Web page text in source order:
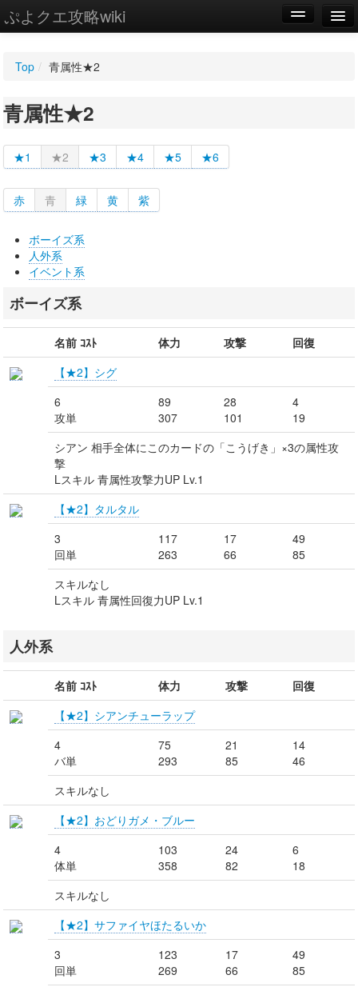
ぷよクエ攻略wiki
WIKI
設定
Top / 青属性★2
青属性★2
★1 ★2 ★3 ★4 ★5 ★6
赤 青 緑 黄 紫
ボーイズ系
人外系
イベント系
ボーイズ系
名前 ｺｽﾄ 体力 攻撃
回復
【★2】シグ
6
攻単
89
307
28
101
4
19
シアン 相手全体にこのカードの「こうげき」×3の属性攻
撃
Lスキル 青属性攻撃力UP Lv.1
【★2】タルタル
3
回単
117
263
17
66
49
85
スキルなし
Lスキル 青属性回復力UP Lv.1
人外系
名前 ｺｽﾄ 体力 攻撃
回復
【★2】シアンチューラップ
4
バ単
75
293
21
85
14
46
スキルなし
【★2】おどりガメ・ブルー
4
体単
103
358
24
82
6
18
スキルなし
【★2】サファイヤほたるいか
3
回単
123
269
17
66
49
85